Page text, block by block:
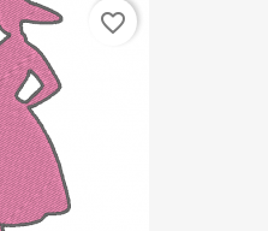
favorite_border